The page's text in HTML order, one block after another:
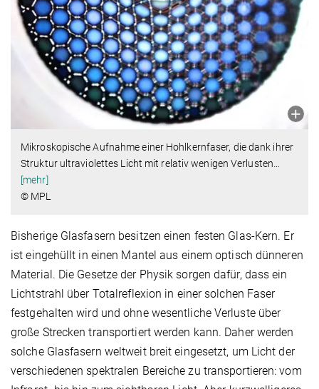
Mikroskopische Aufnahme einer Hohlkernfaser, die dank ihrer
Struktur ultraviolettes Licht mit relativ wenigen Verlusten…
[mehr]
© MPL
Bisherige Glasfasern besitzen einen festen Glas-Kern. Er
ist eingehüllt in einen Mantel aus einem optisch dünneren
Material. Die Gesetze der Physik sorgen dafür, dass ein
Lichtstrahl über Totalreflexion in einer solchen Faser
festgehalten wird und ohne wesentliche Verluste über
große Strecken transportiert werden kann. Daher werden
solche Glasfasern weltweit breit eingesetzt, um Licht der
verschiedenen spektralen Bereiche zu transportieren: vom